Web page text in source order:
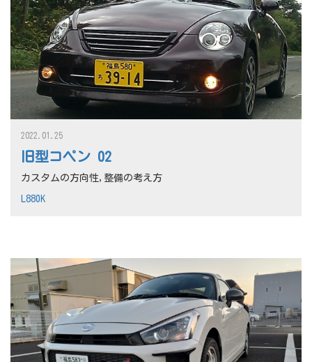
旧型コペン 02
2022.01.25
カスタムの方向性,整備の考え方
L880K